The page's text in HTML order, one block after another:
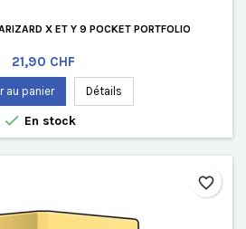
X ET Y 9 POCKET PORTFOLIO
Prix
21,90 CHF
au panier Détails
 En stock
favorite_border